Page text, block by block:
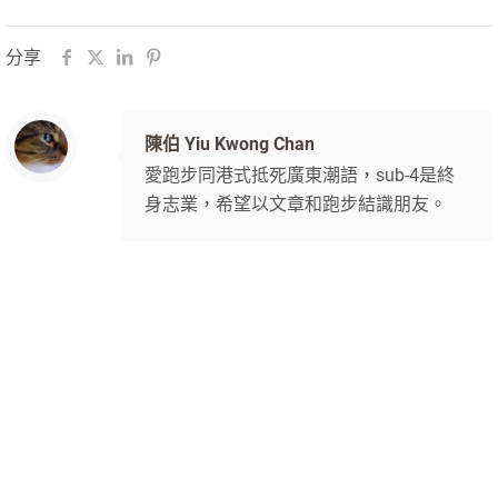
分享
陳伯 Yiu Kwong Chan
愛跑步同港式抵死廣東潮語，sub-4是終
身志業，希望以文章和跑步結識朋友。